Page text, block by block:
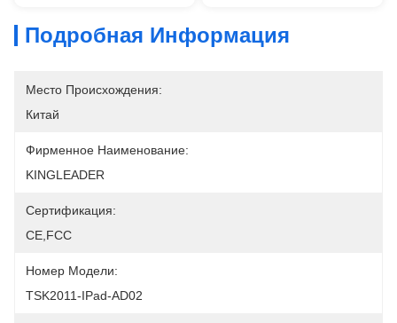
Подробная Информация
Место Происхождения:
Китай
Фирменное Наименование:
KINGLEADER
Сертификация:
CE,FCC
Номер Модели:
TSK2011-IPad-AD02